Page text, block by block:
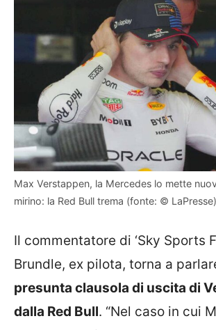
Max Verstappen, la Mercedes lo mette
mirino: la Red Bull trema (fonte: ©
Il commentatore di ‘Sky Sports
Brundle, ex pilota, torna a
presunta clausola di uscita di
dalla Red Bull. “Nel caso in cui